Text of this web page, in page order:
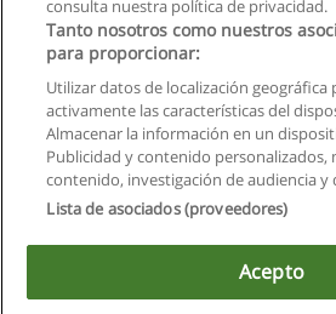
Privacidad de
Contactar con
Copyright © Educaedu Business S.L. -
consulta nuestra política de privacidad.
Tanto nosotros como nuestros
para proporcionar:
Utilizar datos de localización geográfica
activamente las características del
Almacenar la información en un
Publicidad y contenido personalizados,
contenido, investigación de audiencia y
Lista de asociados (proveedores)
Acepto